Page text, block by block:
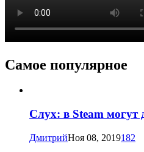
Самое популярное
Слух: в Steam могут
ДмитрийНоя 08, 2019182